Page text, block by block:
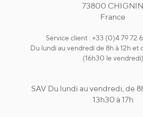
73800 CHIGNIN
France
Service client : +33 (0)4 79 72
Du lundi au vendredi de 8h à 12h et
(16h30 le vendredi)
SAV Du lundi au vendredi, de
13h30 à 17h